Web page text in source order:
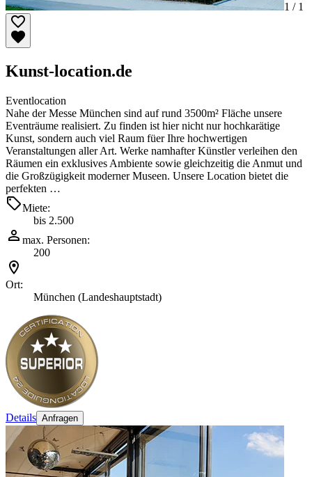
1 / 1
Kunst-location.de
Eventlocation
Nahe der Messe München sind auf rund 3500m² Fläche unsere
Eventräume realisiert. Zu finden ist hier nicht nur hochkarätige
Kunst, sondern auch viel Raum füer Ihre hochwertigen
Veranstaltungen aller Art. Werke namhafter Künstler verleihen den
Räumen ein exklusives Ambiente sowie gleichzeitig die Anmut und
die Großzügigkeit moderner Museen. Unsere Location bietet die
perfekten …
Miete:
bis 2.500
max. Personen:
200
Ort:
München (Landeshauptstadt)
Details Anfragen